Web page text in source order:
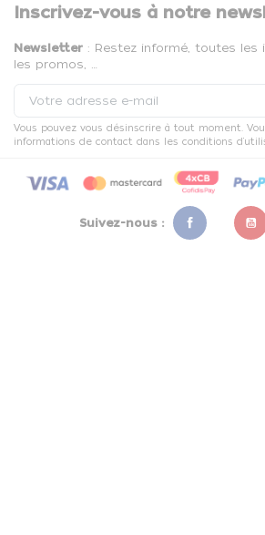
Inscrivez-vous à notre
Newsletter : Restez informé, toutes les
les promos, …
Vous pouvez vous désinscrire à tout moment.
informations de contact dans les conditions
Suivez-nous :
Facebook